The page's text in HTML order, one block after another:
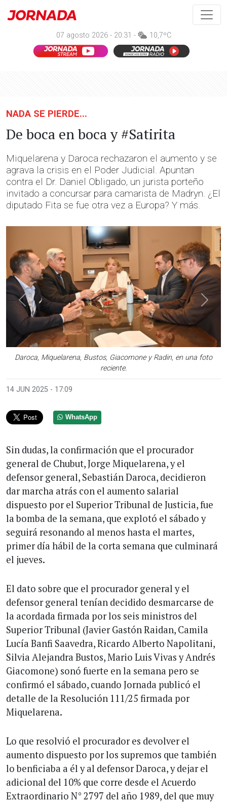
07 agosto 2026 - 20:31 - 10,7ºC
NADA SE PIERDE...
De boca en boca y #Satirita
Miquelarena y Daroca rechazaron el aumento y se
agrava la crisis en el Poder Judicial. Apuntan
contra el Dr. Daniel Obligado, un jurista porteño
invitado a concursar para camarista de Madryn. ¿El
diputado Fita se fue otra vez a Europa? Y más.
Daroca, Miquelarena, Bustos, Giacomone y Radin, en una foto
reciente.
Anterior
14 JUN 2025 - 17:09
WhatsApp
Sin dudas, la confirmación que el procurador
general de Chubut, Jorge Miquelarena, y el
defensor general, Sebastián Daroca, decidieron
dar marcha atrás con el aumento salarial
dispuesto por el Superior Tribunal de Justicia, fue
la bomba de la semana, que explotó el sábado y
seguirá resonando al menos hasta el martes,
primer día hábil de la corta semana que culminará
el jueves.
El dato sobre que el procurador general y el
defensor general tenían decidido desmarcarse de
la acordada firmada por los seis ministros del
Superior Tribunal (Javier Gastón Raidan, Camila
Lucía Banfi Saavedra, Ricardo Alberto Napolitani,
Silvia Alejandra Bustos, Mario Luis Vivas y Andrés
Giacomone) sonó fuerte en la semana pero se
confirmó el sábado, cuando Jornada publicó el
detalle de la Resolución 111/25 firmada por
Miquelarena.
Lo que resolvió el procurador es devolver el
aumento dispuesto por los supremos que también
lo benficiaba a él y al defensor Daroca, y dejar el
adicional del 10% que corre desde el Acuerdo
Extraordinario N° 2797 del año 1989, del que muy